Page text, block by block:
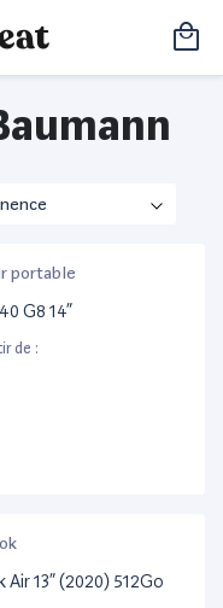
portable
G8 14”
de :
13” (2020) 512Go